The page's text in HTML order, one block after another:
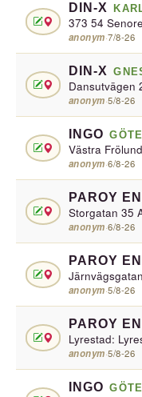
DIN-X
373 54
anonym·7/8-26
DIN-X
Dansutvägen
anonym·5/8-26
INGO
anonym·6/8-26
PAROY
Storgatan 35
anonym·6/8-26
PAROY
anonym·5/8-26
PAROY
Lyrestad:
anonym·5/8-26
INGO